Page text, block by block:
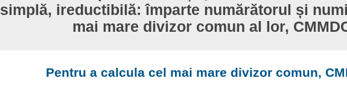
simplă, ireductibilă: împarte numărătorul și
mai mare divizor comun al lor,
Pentru a calcula cel mai mare divizor comun,